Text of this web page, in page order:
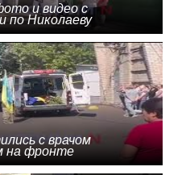
и видео с
по Николаеву
с врачом
на фронте